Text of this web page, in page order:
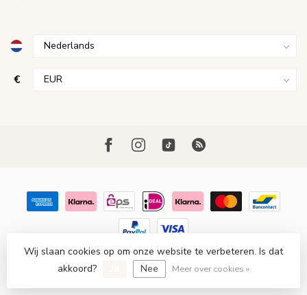
€
© Copyright 2026 FavoriStore Den Haag- Powered byLightspeed
-Lightspeed design byDyvelopment
Wij slaan cookies op om onze website te verbeteren. Is dat
akkoord?
Nee Meer over cookies »